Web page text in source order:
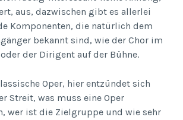
aus, dazwischen gibt es allerlei
Komponenten, die natürlich dem
bekannt sind, wie der Chor im
der Dirigent auf der Bühne.
Oper, hier entzündet sich
Streit, was muss eine Oper
wer ist die Zielgruppe und wie sehr